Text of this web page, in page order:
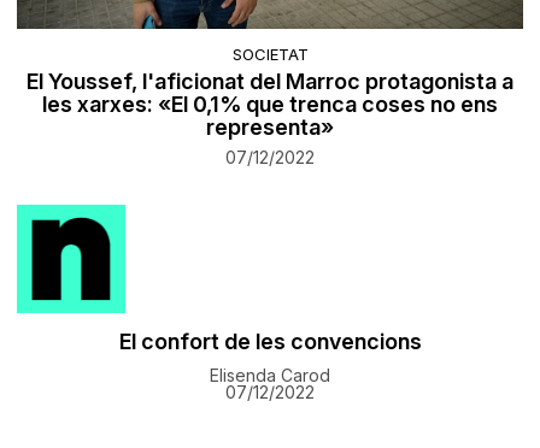
SOCIETAT
El Youssef, l'aficionat del Marroc protagonista a
les xarxes: «El 0,1% que trenca coses no ens
representa»
07/12/2022
El confort de les convencions
Elisenda Carod
07/12/2022